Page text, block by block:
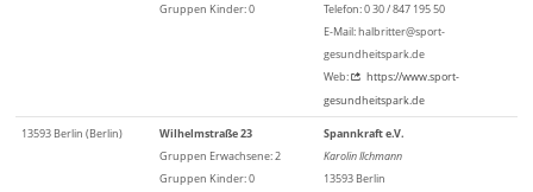
Gruppen Kinder: 0
Telefon: 0 30 / 847 195 50
E-Mail: halbritter@sport-
gesundheitspark.de
Web:
https://www.sport-
gesundheitspark.de
13593 Berlin (Berlin)
Wilhelmstraße 23
Gruppen Erwachsene: 2
Gruppen Kinder: 0
Spannkraft e.V.
Karolin Ilchmann
13593 Berlin